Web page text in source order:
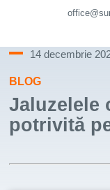
14 decembrie
BLOG
Jaluzelele
potrivită